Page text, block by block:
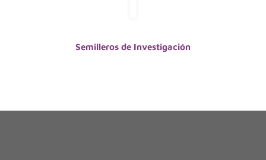
Semilleros de Investigación